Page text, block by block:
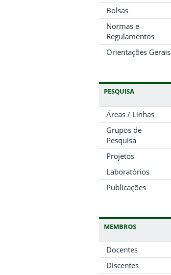
Bolsas
Normas e
Regulamentos
Orientações Gerais
PESQUISA
Áreas / Linhas
Grupos de
Pesquisa
Projetos
Laboratórios
Publicações
MEMBROS
Docentes
Discentes